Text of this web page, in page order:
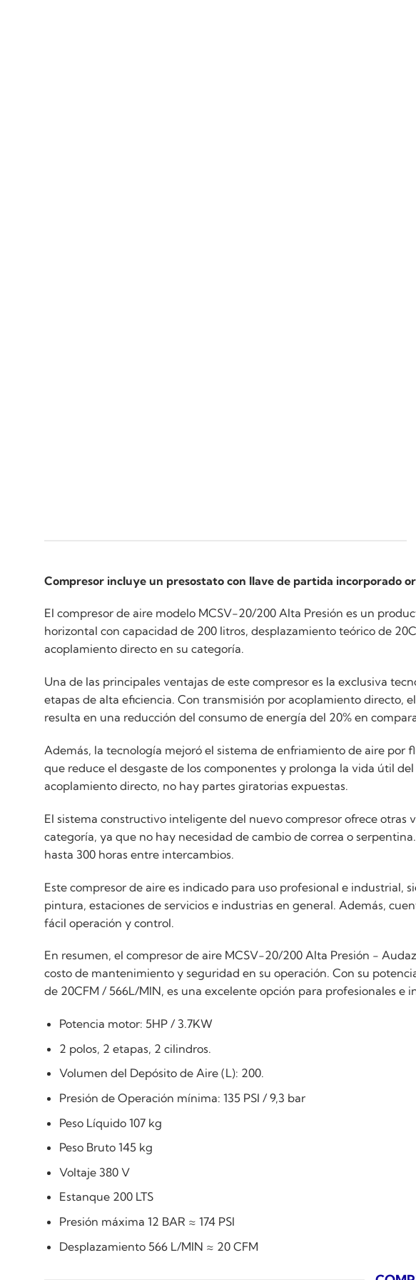
Compresor incluye un presostato con llave de partida incorporado
El compresor de aire modelo MCSV-20/200 Alta Presión es un
horizontal con capacidad de 200 litros, desplazamiento teórico de
acoplamiento directo en su categoría.
Una de las principales ventajas de este compresor es la exclusiva
etapas de alta eficiencia. Con transmisión por acoplamiento directo,
resulta en una reducción del consumo de energía del 20% en
Además, la tecnología mejoró el sistema de enfriamiento de aire
que reduce el desgaste de los componentes y prolonga la vida útil
acoplamiento directo, no hay partes giratorias expuestas.
El sistema constructivo inteligente del nuevo compresor ofrece
categoría, ya que no hay necesidad de cambio de correa o
hasta 300 horas entre intercambios.
Este compresor de aire es indicado para uso profesional e
pintura, estaciones de servicios e industrias en general. Además,
fácil operación y control.
En resumen, el compresor de aire MCSV-20/200 Alta Presión -
costo de mantenimiento y seguridad en su operación. Con su
de 20CFM / 566L/MIN, es una excelente opción para profesionales
Potencia motor: 5HP / 3.7KW
2 polos, 2 etapas, 2 cilindros.
Volumen del Depósito de Aire (L): 200.
Presión de Operación mínima: 135 PSI / 9,3 bar
Peso Líquido 107 kg
Peso Bruto 145 kg
Voltaje 380 V
Estanque 200 LTS
Presión máxima 12 BAR ≈ 174 PSI
Desplazamiento 566 L/MIN ≈ 20 CFM